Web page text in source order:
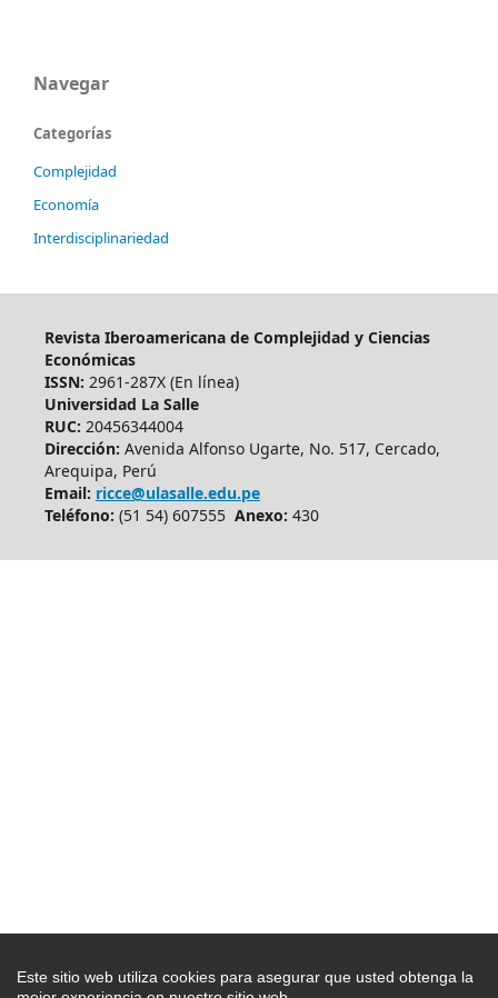
Navegar
Categorías
Complejidad
Economía
Interdisciplinariedad
Revista Iberoamericana de Complejidad y Ciencias
Económicas
ISSN: 2961-287X (En línea)
Universidad La Salle
RUC: 20456344004
Dirección: Avenida Alfonso Ugarte, No. 517, Cercado,
Arequipa, Perú
Email: ricce@ulasalle.edu.pe
Teléfono: (51 54) 607555 Anexo: 430
Este sitio web utiliza cookies para asegurar que usted obtenga la